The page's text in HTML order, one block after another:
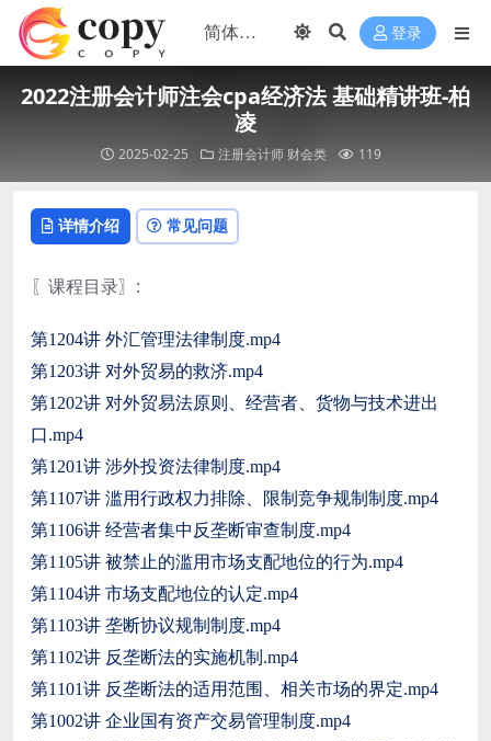
登录
2022注册会计师注会cpa经济法 基础精讲班-柏
凌
2025-02-25 注册会计师 财会类 119
详情介绍 常见问题
〖课程目录〗 :
第1204讲 外汇管理法律制度.mp4
第1203讲 对外贸易的救济.mp4
第1202讲 对外贸易法原则、经营者、货物与技术进出
口.mp4
第1201讲 涉外投资法律制度.mp4
第1107讲 滥用行政权力排除、限制竞争规制制度.mp4
第1106讲 经营者集中反垄断审查制度.mp4
第1105讲 被禁止的滥用市场支配地位的行为.mp4
第1104讲 市场支配地位的认定.mp4
第1103讲 垄断协议规制制度.mp4
第1102讲 反垄断法的实施机制.mp4
第1101讲 反垄断法的适用范围、相关市场的界定.mp4
第1002讲 企业国有资产交易管理制度.mp4